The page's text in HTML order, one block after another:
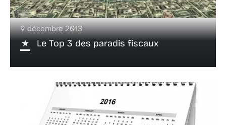
9 décembre 2013
Le Top 3 des paradis fiscaux